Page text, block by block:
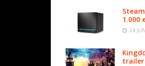
1.000
24
trailer